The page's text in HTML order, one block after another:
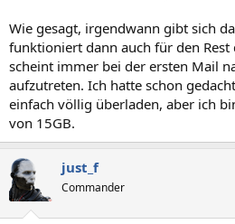
Wie gesagt, irgendwann gibt sich
funktioniert dann auch für den Rest
scheint immer bei der ersten Mail
aufzutreten. Ich hatte schon
einfach völlig überladen, aber ich
von 15GB.
just_f
Commander